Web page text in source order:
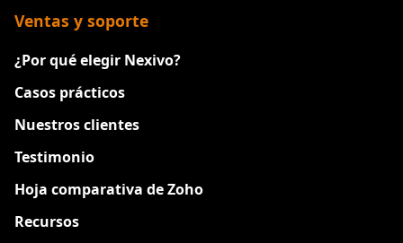
Ventas y soporte
¿Por qué elegir Nexivo?
Casos prácticos
Nuestros clientes
Testimonio
Hoja comparativa de Zoho
Recursos